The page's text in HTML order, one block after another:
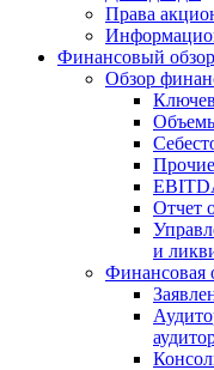
Права
Финансовый обзор
Обзор
Отчет
и
Финансовая